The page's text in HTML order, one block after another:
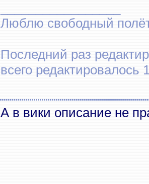
Люблю свободный
Последний раз
всего редактировалось
А в вики описание не